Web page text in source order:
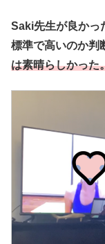
Saki先生が良かっ
標準で高いのか判
は素晴らしかった